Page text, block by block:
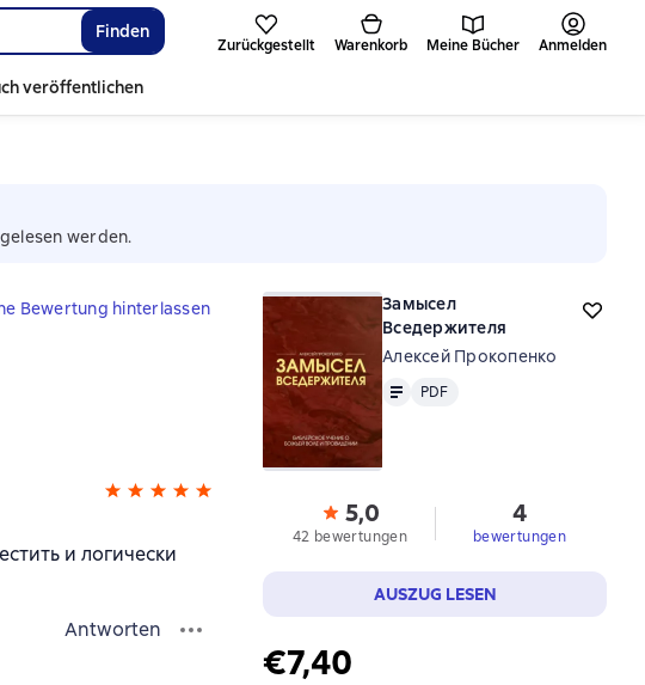
Finden
Zurückgestellt Warenkorb Meine Bücher Anmelden
veröffentlichen
werden.
Bewertung hinterlassen
и логически
Antworten
Замысел
Вседержителя
Алексей Прокопенко
Text PDF
PDF
5,0
42 bewertungen
4
bewertungen
AUSZUG LESEN
€7,40